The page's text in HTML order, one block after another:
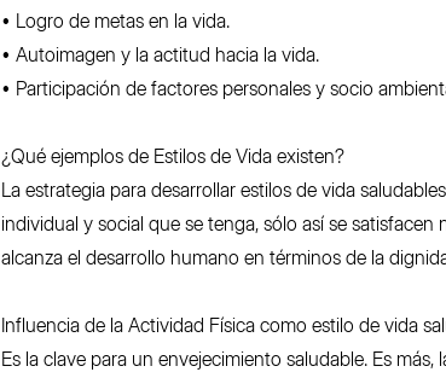
• Logro de metas en la vida.
• Autoimagen y la actitud hacia la vida.
• Participación de factores personales y socio
¿Qué ejemplos de Estilos de Vida existen?
La estrategia para desarrollar estilos de vida
individual y social que se tenga, sólo así se
alcanza el desarrollo humano en términos de la
Influencia de la Actividad Física como estilo de vida
Es la clave para un envejecimiento saludable. Es